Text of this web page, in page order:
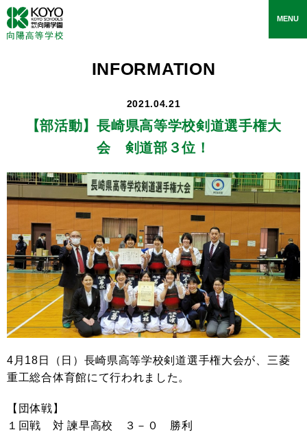
toggle
MENU
INFORMATION
2021.04.21
【部活動】長崎県高等学校剣道選手権大
会 剣道部３位！
4月18日（日）長崎県高等学校剣道選手権大会が、三菱
重工総合体育館にて行われました。
【団体戦】
１回戦 対 諫早高校 ３－０ 勝利